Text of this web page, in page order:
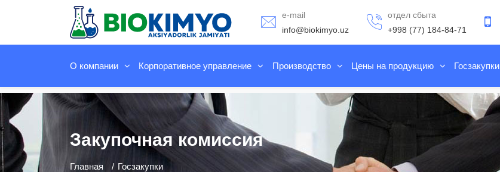
e-mail
info@biokimyo.uz
отдел сбыта
+998 (77) 184-84-71
О компании Корпоративное управление Производство Цены на продукцию Госзакупки
Закупочная комиссия
Главная Госзакупки